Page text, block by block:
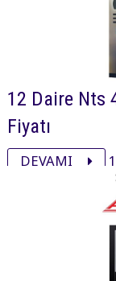
12 Daire Nts
Fiyatı
DEVAMI
inç daire içi
aksesuarı ile